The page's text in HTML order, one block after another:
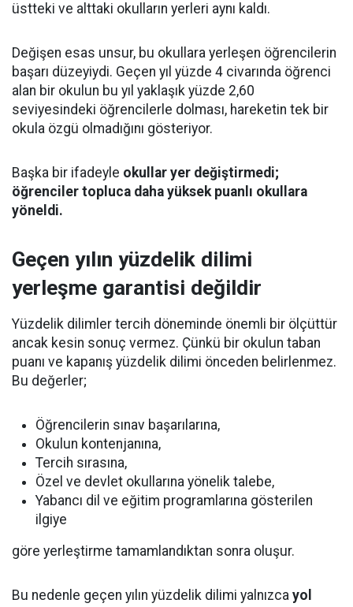
üstteki ve alttaki okulların yerleri aynı kaldı.
Değişen esas unsur, bu okullara yerleşen öğrencilerin
başarı düzeyiydi. Geçen yıl yüzde 4 civarında öğrenci
alan bir okulun bu yıl yaklaşık yüzde 2,60
seviyesindeki öğrencilerle dolması, hareketin tek bir
okula özgü olmadığını gösteriyor.
Başka bir ifadeyle okullar yer değiştirmedi;
öğrenciler topluca daha yüksek puanlı okullara
yöneldi.
Geçen yılın yüzdelik dilimi
yerleşme garantisi değildir
Yüzdelik dilimler tercih döneminde önemli bir ölçüttür
ancak kesin sonuç vermez. Çünkü bir okulun taban
puanı ve kapanış yüzdelik dilimi önceden belirlenmez.
Bu değerler;
Öğrencilerin sınav başarılarına,
Okulun kontenjanına,
Tercih sırasına,
Özel ve devlet okullarına yönelik talebe,
Yabancı dil ve eğitim programlarına gösterilen
ilgiye
göre yerleştirme tamamlandıktan sonra oluşur.
Bu nedenle geçen yılın yüzdelik dilimi yalnızca yol